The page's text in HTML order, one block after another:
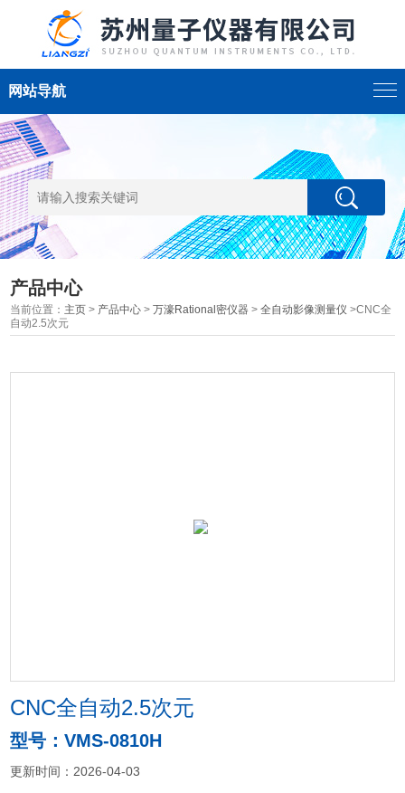
网站导航
产品中心
当前位置： 主页 > 产品中心 >万濠Rational密仪器 >全自动影像测量仪 >CNC全
自动2.5次元
CNC全自动2.5次元
型号：VMS-0810H
更新时间：2026-04-03